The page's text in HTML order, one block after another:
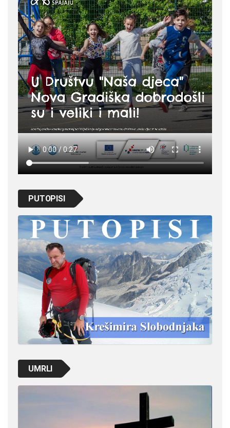
PUTOPISI
UMRLI